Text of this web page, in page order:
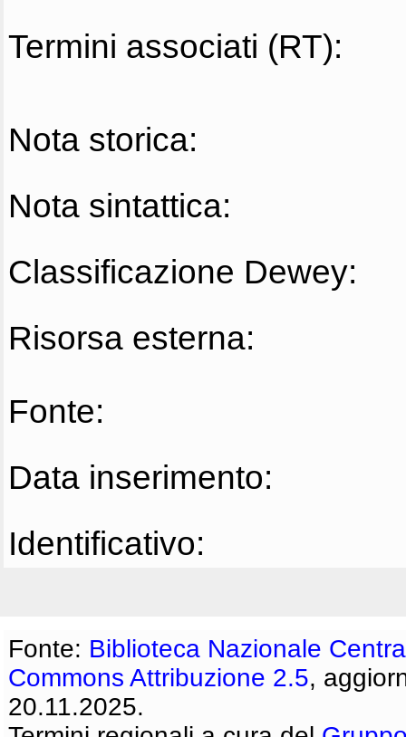
Termini associati (RT):
Nota storica:
Nota sintattica:
Classificazione Dewey:
Risorsa esterna:
Fonte:
Data inserimento:
Identificativo:
Fonte: Biblioteca Nazionale
Commons Attribuzione 2.5,
20.11.2025.